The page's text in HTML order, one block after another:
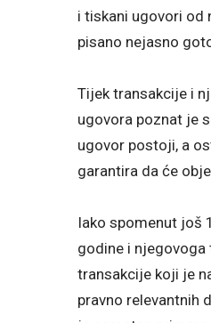
i tiskani ugovori od
pisano nejasno
Tijek transakcije i
ugovora poznat je
ugovor postoji, a
garantira da će
Iako spomenut još
godine i njegovoga
transakcije koji je
pravno relevantnih